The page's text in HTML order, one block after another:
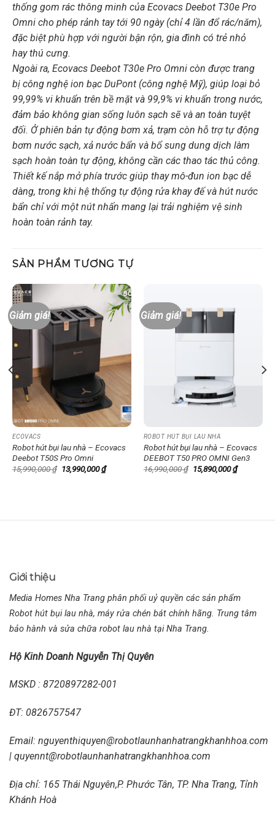
thống gom rác thông minh của Ecovacs Deebot T30e Pro
Omni cho phép rảnh tay tới 90 ngày (chỉ 4 lần đổ rác/năm),
đặc biệt phù hợp với người bận rộn, gia đình có trẻ nhỏ
hay thú cưng.
Ngoài ra, Ecovacs Deebot T30e Pro Omni còn được trang
bị công nghệ ion bạc DuPont (công nghệ Mỹ), giúp loại bỏ
99,99% vi khuẩn trên bề mặt và 99,9% vi khuẩn trong nước,
đảm bảo không gian sống luôn sạch sẽ và an toàn tuyệt
đối. Ở phiên bản tự động bơm xả, trạm còn hỗ trợ tự động
bơm nước sạch, xả nước bẩn và bổ sung dung dịch làm
sạch hoàn toàn tự động, không cần các thao tác thủ công.
Thiết kế nắp mở phía trước giúp thay mô-đun ion bạc dễ
dàng, trong khi hệ thống tự động rửa khay đế và hút nước
bẩn chỉ với một nút nhấn mang lại trải nghiệm vệ sinh
hoàn toàn rảnh tay.
SẢN PHẨM TƯƠNG TỰ
Giảm giá!
ECOVACS
Robot hút bụi lau nhà – Ecovacs
Deebot T50S Pro Omni
15,990,000₫ Giá
gốc
13,990,000₫Giá
hiện
Giảm giá!
ROBOT HÚT BỤI LAU NHÀ
Robot hút bụi lau nhà – Ecovacs
DEEBOT T50 PRO OMNI Gen3
16,990,000₫ Giá
gốc
15,890,000₫Giá
hiện
Giới thiệu
Media Homes Nha Trang phân phối uỷ quyền các sản phẩm
Robot hút bụi lau nhà, máy rửa chén bát chính hãng. Trung tâm
bảo hành và sửa chữa robot lau nhà tại Nha Trang.
Hộ Kinh Doanh Nguyễn Thị Quyên
MSKD : 8720897282-001
ĐT: 0826757547
Email: nguyenthiquyen@robotlaunhanhatrangkhanhhoa.com
| quyennt@robotlaunhanhatrangkhanhhoa.com
Địa chỉ: 165 Thái Nguyên,P. Phước Tân, TP. Nha Trang, Tỉnh
Khánh Hoà